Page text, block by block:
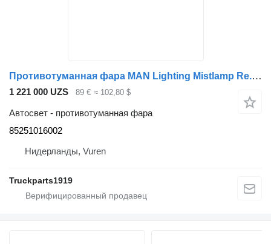
Противотуманная фара MAN Lighting Mistlamp Re. F20 85251016002 для грузовика
1 221 000 UZS 89 € ≈ 102,80 $
Автосвет - противотуманная фара
85251016002
Нидерланды, Vuren
Truckparts1919